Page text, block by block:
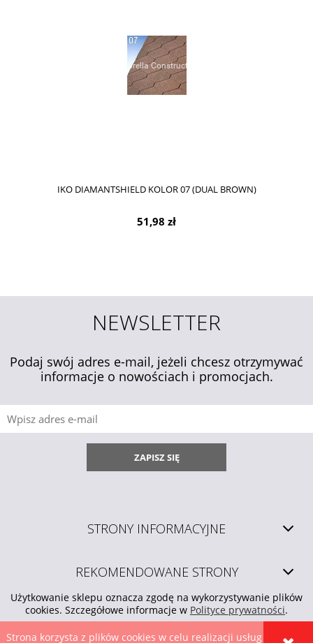
Strona korzysta z plików cookies w celu realizacji usług i
IKO DIAMANTSHIELD KOLOR 07 (DUAL BROWN)
51,98 zł
NEWSLETTER
Podaj swój adres e-mail, jeżeli chcesz otrzymywać
informacje o nowościach i promocjach.
ZAPISZ SIĘ
STRONY INFORMACYJNE
REKOMENDOWANE STRONY
Użytkowanie sklepu oznacza zgodę na wykorzystywanie plików
cookies. Szczegółowe informacje w Polityce prywatności.